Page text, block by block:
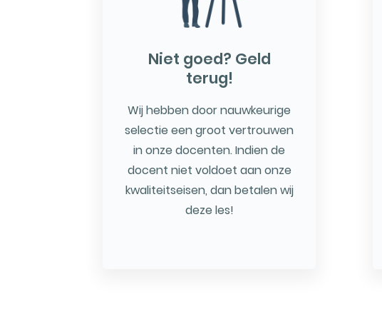
Niet goed? Geld
terug!
Wij hebben door nauwkeurige
selectie een groot vertrouwen
in onze docenten. Indien de
docent niet voldoet aan onze
kwaliteitseisen, dan betalen wij
deze les!